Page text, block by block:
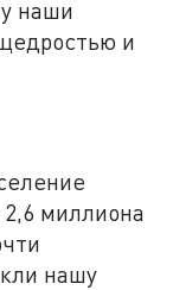
наши
и
миллиона
нашу